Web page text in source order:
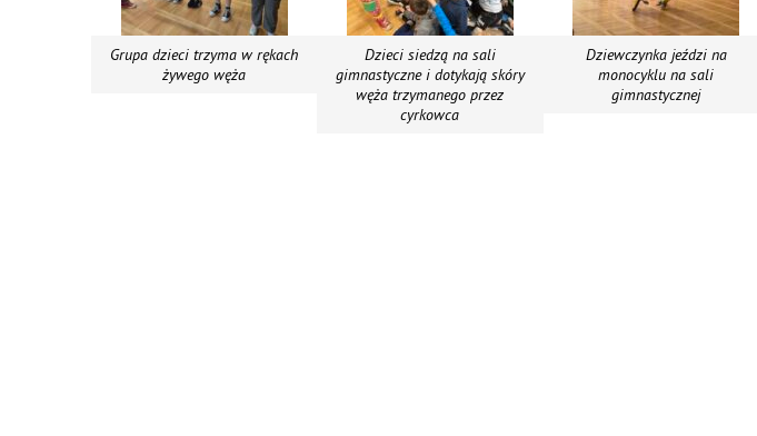
Grupa dzieci trzyma w rękach
żywego węża
Dzieci siedzą na sali
gimnastyczne i dotykają skóry
węża trzymanego przez
cyrkowca
Dziewczynka jeździ na
monocyklu na sali
gimnastycznej